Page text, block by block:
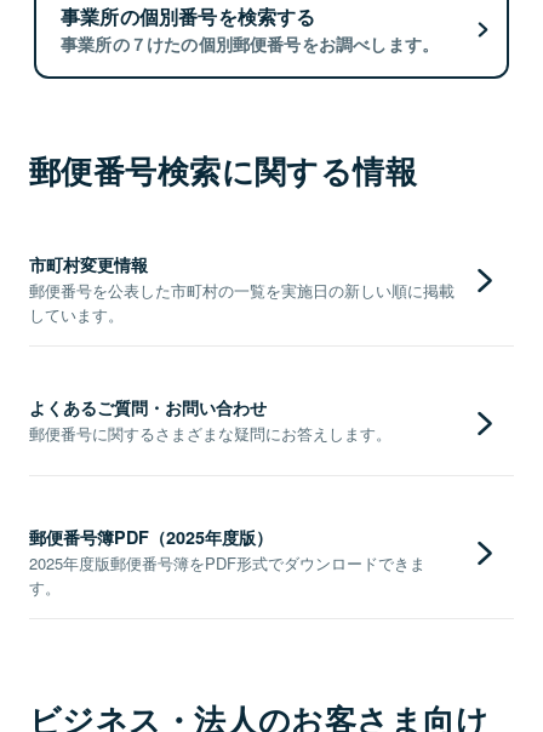
事業所の個別番号を検索する
事業所の７けたの個別郵便番号をお調べします。
郵便番号検索に関する情報
市町村変更情報
郵便番号を公表した市町村の一覧を実施日の新しい順に掲載
しています。
よくあるご質問・お問い合わせ
郵便番号に関するさまざまな疑問にお答えします。
郵便番号簿PDF（2025年度版）
2025年度版郵便番号簿をPDF形式でダウンロードできま
す。
ビジネス・法人のお客さま向け